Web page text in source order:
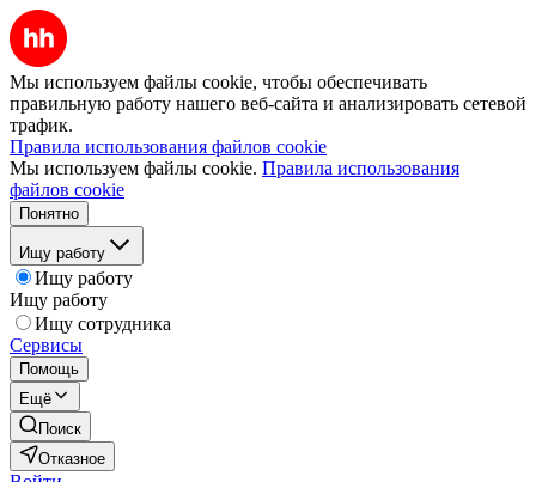
Мы используем файлы cookie, чтобы обеспечивать
правильную работу нашего веб-сайта и анализировать сетевой
трафик.
Правила использования файлов cookie
Мы используем файлы cookie. Правила использования
файлов cookie
Понятно
Ищу работу
Ищу работу
Ищу работу
Ищу сотрудника
Сервисы
Помощь
Ещё
Поиск
Отказное